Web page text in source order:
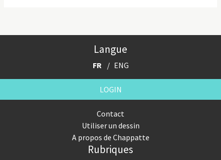
Langue
FR ENG
LOGIN
Contact
Utiliser un dessin
A propos de Chappatte
Rubriques